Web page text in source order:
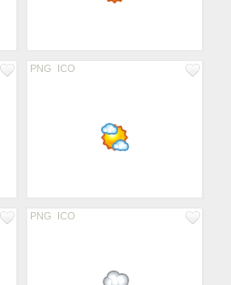
PNG ICO
PNG ICO